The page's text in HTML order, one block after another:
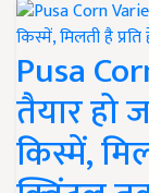
Pusa
तैयार हो
किस्में,